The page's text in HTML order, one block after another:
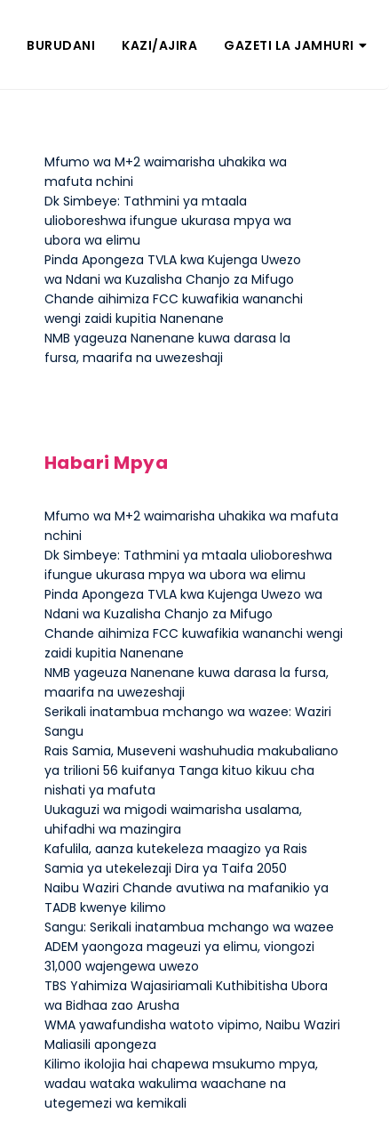
BURUDANI KAZI/AJIRA GAZETI LA JAMHURI
Mfumo wa M+2 waimarisha uhakika wa
mafuta nchini
Dk Simbeye: Tathmini ya mtaala
ulioboreshwa ifungue ukurasa mpya wa
ubora wa elimu
Pinda Apongeza TVLA kwa Kujenga Uwezo
wa Ndani wa Kuzalisha Chanjo za Mifugo
Chande aihimiza FCC kuwafikia wananchi
wengi zaidi kupitia Nanenane
NMB yageuza Nanenane kuwa darasa la
fursa, maarifa na uwezeshaji
Habari Mpya
Mfumo wa M+2 waimarisha uhakika wa mafuta
nchini
Dk Simbeye: Tathmini ya mtaala ulioboreshwa
ifungue ukurasa mpya wa ubora wa elimu
Pinda Apongeza TVLA kwa Kujenga Uwezo wa
Ndani wa Kuzalisha Chanjo za Mifugo
Chande aihimiza FCC kuwafikia wananchi wengi
zaidi kupitia Nanenane
NMB yageuza Nanenane kuwa darasa la fursa,
maarifa na uwezeshaji
Serikali inatambua mchango wa wazee: Waziri
Sangu
Rais Samia, Museveni washuhudia makubaliano
ya trilioni 56 kuifanya Tanga kituo kikuu cha
nishati ya mafuta
Uukaguzi wa migodi waimarisha usalama,
uhifadhi wa mazingira
Kafulila, aanza kutekeleza maagizo ya Rais
Samia ya utekelezaji Dira ya Taifa 2050
Naibu Waziri Chande avutiwa na mafanikio ya
TADB kwenye kilimo
Sangu: Serikali inatambua mchango wa wazee
ADEM yaongoza mageuzi ya elimu, viongozi
31,000 wajengewa uwezo
TBS Yahimiza Wajasiriamali Kuthibitisha Ubora
wa Bidhaa zao Arusha
WMA yawafundisha watoto vipimo, Naibu Waziri
Maliasili apongeza
Kilimo ikolojia hai chapewa msukumo mpya,
wadau wataka wakulima waachane na
utegemezi wa kemikali